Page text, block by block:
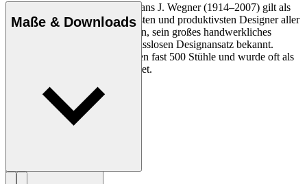
Der dänische Möbeldesigner Hans J. Wegner (1914–2007) gilt als
einer der kreativsten, innovativsten und produktivsten Designer aller
Zeiten und ist für seine Präzision, sein großes handwerkliches
Geschick und seinen kompromisslosen Designansatz bekannt.
Wegner entwarf in seinem Leben fast 500 Stühle und wurde oft als
der Meister des Stuhls bezeichnet.
Profil Hans J. Wegner
Maße & Downloads